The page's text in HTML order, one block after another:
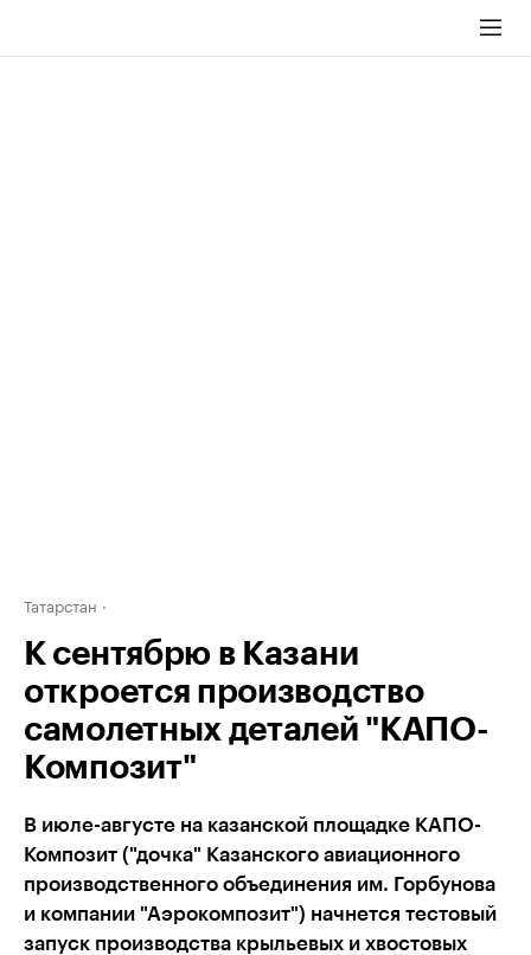
Татарстан
К сентябрю в Казани
откроется производство
самолетных деталей "КАПО-
Композит"
В июле-августе на казанской площадке КАПО-
Композит ("дочка" Казанского авиационного
производственного объединения им. Горбунова
и компании "Аэрокомпозит") начнется тестовый
запуск производства крыльевых и хвостовых